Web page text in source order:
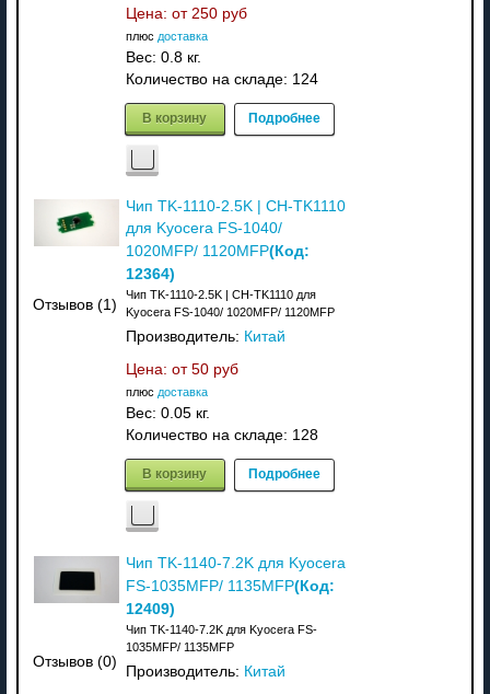
Цена: от 250 руб
плюс доставка
Вес: 0.8 кг.
Количество на складе: 124
В корзину Подробнее
Отзывов (1)
Чип TK-1110-2.5K | CH-TK1110
для Kyocera FS-1040/
1020MFP/ 1120MFP(Код:
12364)
Чип TK-1110-2.5K | CH-TK1110 для
Kyocera FS-1040/ 1020MFP/ 1120MFP
Производитель: Китай
Цена: от 50 руб
плюс доставка
Вес: 0.05 кг.
Количество на складе: 128
В корзину Подробнее
Отзывов (0)
Чип TK-1140-7.2K для Kyocera
FS-1035MFP/ 1135MFP(Код:
12409)
Чип TK-1140-7.2K для Kyocera FS-
1035MFP/ 1135MFP
Производитель: Китай